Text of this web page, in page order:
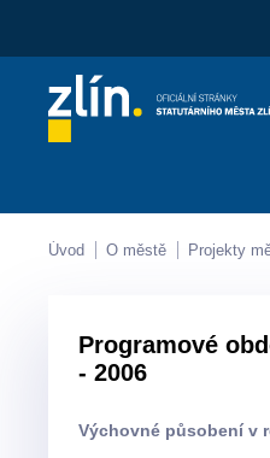
Kontakty
Úvod O městě Projekty
Programové
- 2006
Výchovné působení v